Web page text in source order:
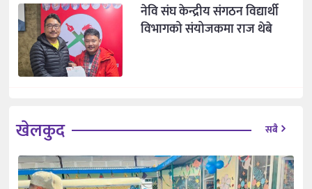
नेवि संघ केन्द्रीय संगठन विद्यार्थी
विभागको संयोजकमा राज थेबे
खेलकुद सबै